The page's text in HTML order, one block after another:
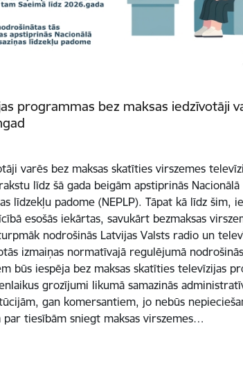
programmas bez maksas iedzīvotāji
varēs bez maksas skatīties virszemes
līdz šā gada beigām apstiprinās Nacionālā
līdzekļu padome (NEPLP). Tāpat kā līdz šim,
esošās iekārtas, savukārt bezmaksas
nodrošinās Latvijas Valsts radio un
izmaiņas normatīvajā regulējumā
būs iespēja bez maksas skatīties televīzijas
grozījumi likumā samazinās
gan komersantiem, jo nebūs
tiesībām sniegt maksas virszemes…